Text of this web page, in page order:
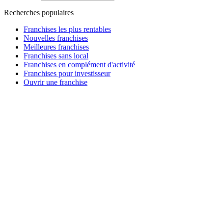
Recherches populaires
Franchises les plus rentables
Nouvelles franchises
Meilleures franchises
Franchises sans local
Franchises en complément d'activité
Franchises pour investisseur
Ouvrir une franchise